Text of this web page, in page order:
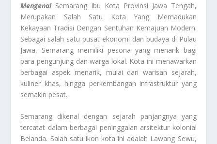
MengenalSemarang Ibu Kota Provinsi Jawa Tengah,
Merupakan Salah Satu Kota Yang Memadukan
Kekayaan Tradisi Dengan Sentuhan Kemajuan Modern.
Sebagai salah satu pusat ekonomi dan budaya di Pulau
Jawa, Semarang memiliki pesona yang menarik bagi
para pengunjung dan warga lokal. Kota ini menawarkan
berbagai aspek menarik, mulai dari warisan sejarah,
kuliner khas, hingga perkembangan infrastruktur yang
semakin pesat.
Semarang dikenal dengan sejarah panjangnya yang
tercatat dalam berbagai peninggalan arsitektur kolonial
Belanda. Salah satu ikon kota ini adalah Lawang Sewu,